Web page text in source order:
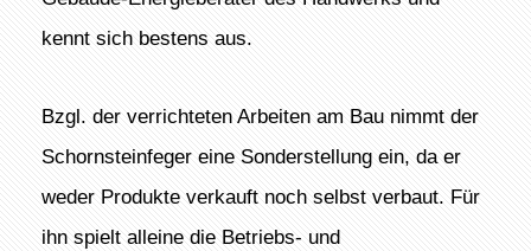
kennt sich bestens aus.
Bzgl. der verrichteten Arbeiten am Bau nimmt der
Schornsteinfeger eine Sonderstellung ein, da er
weder Produkte verkauft noch selbst verbaut. Für
ihn spielt alleine die Betriebs- und